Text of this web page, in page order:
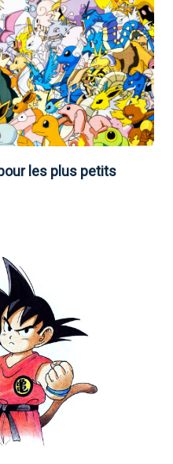
les plus petits